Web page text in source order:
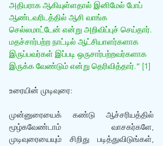
அதிபராக ஆகியுள்ளதால் இனிமேல் போப்
ஆண்டவரிடத்தில் ஆசி வாங்க
செல்லமாட்டேன் என்று அறிவிப்புச் செய்தார்.
மதச்சார்பற்ற நாட்டில் ஆட்சியாளர்களாக
இருப்பவர்கள் இப்படி ஒருசார்பற்றவர்களாக
இருக்க வேண்டும் என்று தெரிவித்தார்.” [1]
உரையின் முடிவுரை:
முன்னுரையைக் கண்டு ஆச்சரியத்தில்
மூழ்கவேண்டாம் வாசகர்களே,
முடிவுரையையும் சிறிது படித்துவிடுங்கள்,